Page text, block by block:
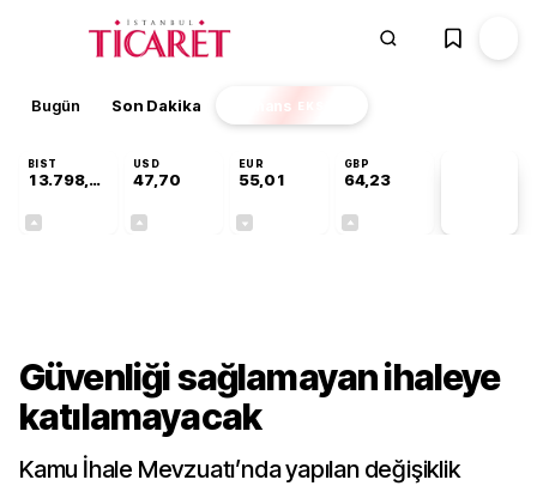
Bugün Son Dakika Finans EKSTRA
BIST
13.798,82
USD
47,70
EUR
55,01
GBP
64,23
Güvenliği sağlamayan ihaleye
katılamayacak
Kamu İhale Mevzuatı’nda yapılan değişiklik